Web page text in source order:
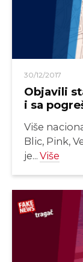
30/12/2017
Objavili
i sa
Više
Blic, Pink,
je... Više